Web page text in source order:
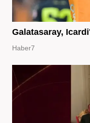
Galatasaray,
Haber7